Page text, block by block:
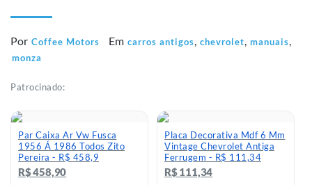
Por Coffee Motors Em carros antigos, chevrolet, manuais,
monza
Patrocinado:
Par Caixa Ar Vw Fusca
1956 Á 1986 Todos Zito
Pereira - R$ 458,9
R$ 458,90
Placa Decorativa Mdf 6 Mm
Vintage Chevrolet Antiga
Ferrugem - R$ 111,34
R$ 111,34